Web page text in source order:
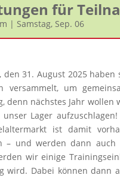
für
| Samstag, Sep. 06
den 31. August 2025
versammelt, um
denn nächstes Jahr wollen
unser Lager
ist damit
– und werden dann
wir einige
wird. Dabei können dann